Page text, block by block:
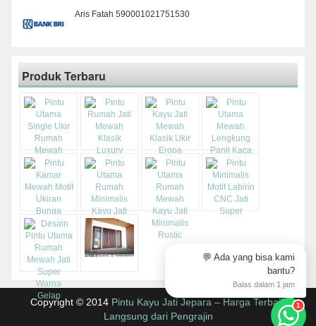
Aris Fatah 590001021751530
Produk Terbaru
Copyright © 2014 Pintu Kayu Jati Jepara – Harga Terbaik
Langsung dari Pengrajin
💬 Ada yang bisa kami
bantu?
Balas dalam 1 jam
1